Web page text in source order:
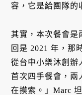
容，它是給團隊的
其實，本次餐會是
回是 2021 年，那
從台中小樂沐創辦
首次四手餐會，兩
在摸索。」Marc